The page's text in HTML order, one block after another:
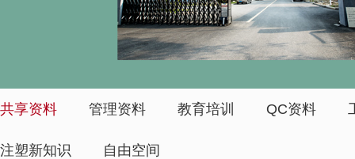
共享资料 管理资料 教育培训 QC资料
注塑新知识 自由空间